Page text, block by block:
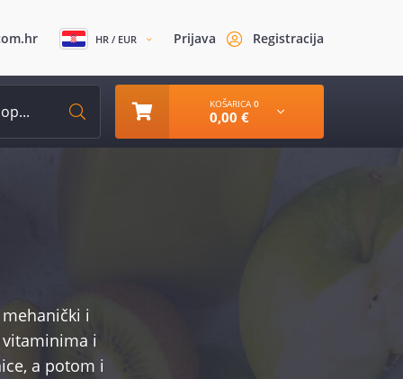
HR / EUR Prijava Registracija
KOŠARICA 0
0,00 €
i
i
a potom i